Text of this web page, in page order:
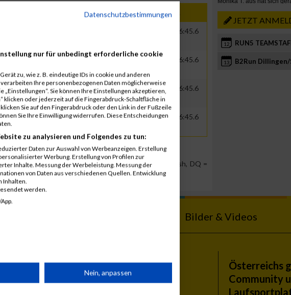
Verein Net Brut
00:26:45.6
0000 GER IDS GmbH 00:25:33.1 00:26:45.6
0000 GER IDS GmbH 00:25:33.1 00:26:45.6
0000 GER IDS GmbH 00:25:33.1 00:26:45.6
Position, DNS = Did not start, DNF = Did not finish, DQ =
JETZT
12 RUN5
13 B2Run Dillingen/
Bilder & Videos
Themen
Österreichs
Community
Datenschutzbestimmungen
nur für unbedingt erforderliche cookie
zu, wie z. B. eindeutige IDs in cookie und anderen
Ihre personenbezogenen Daten möglicherweise
Sie können Ihre Einstellungen akzeptieren,
klicken oder jederzeit auf die Fingerabdruck-Schaltfläche in
Sie auf den Fingerabdruck oder den Link in der Fußzeile
Sie Ihre Einwilligung widerrufen. Diese Entscheidungen
zu analysieren und Folgendes zu tun:
Daten zur Auswahl von Werbeanzeigen. Erstellung
Werbung. Erstellung von Profilen zur
Inhalte. Messung der Werbeleistung. Messung der
von Daten aus verschiedenen Quellen. Entwicklung
Inhalten.
werden.
Nein, anpassen